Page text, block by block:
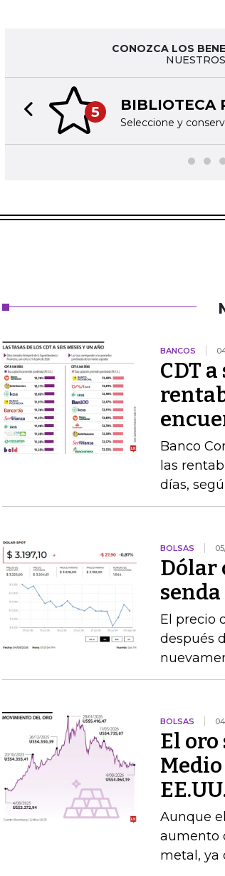
CONOZCA LOS
5 BIBLIOTECA
Seleccione y
Previous slide
BANCOS
CDT
Banco
las
días,
BOLSAS
Dólar
El precio
después
BOLSAS
El
Aunque
aumento
metal, ya